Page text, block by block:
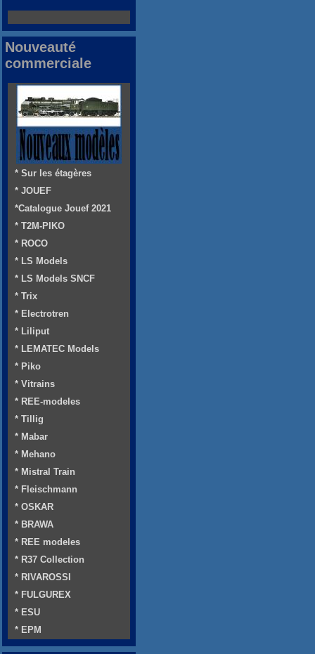
Nouveauté
commerciale
* Sur les étagères
* JOUEF
*Catalogue Jouef 2021
* T2M-PIKO
* ROCO
* LS Models
* LS Models SNCF
* Trix
* Electrotren
* Liliput
* LEMATEC Models
* Piko
* Vitrains
* REE-modeles
* Tillig
* Mabar
* Mehano
* Mistral Train
* Fleischmann
* OSKAR
* BRAWA
* REE modeles
* R37 Collection
* RIVAROSSI
* FULGUREX
* ESU
* EPM